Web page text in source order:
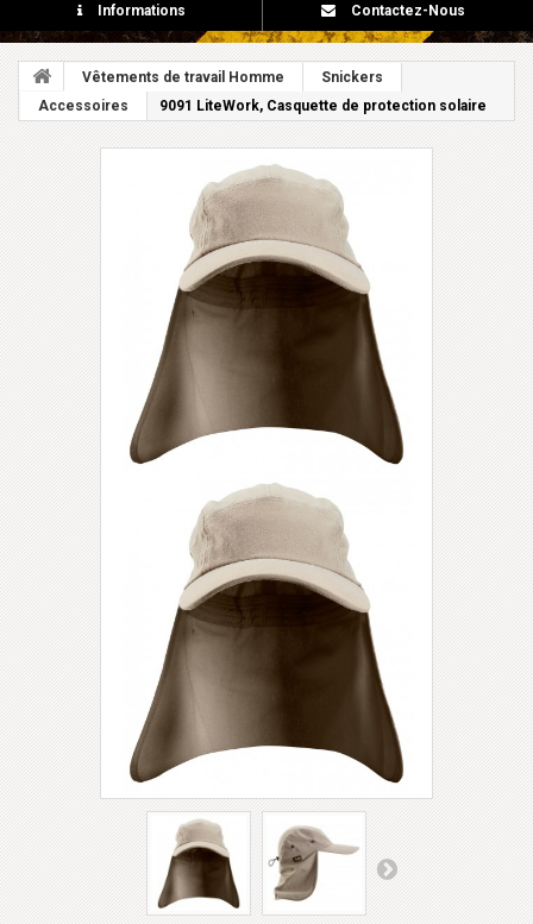
Informations Contactez-Nous
Vêtements de travail Homme
Snickers
Accessoires
9091 LiteWork, Casquette de protection solaire